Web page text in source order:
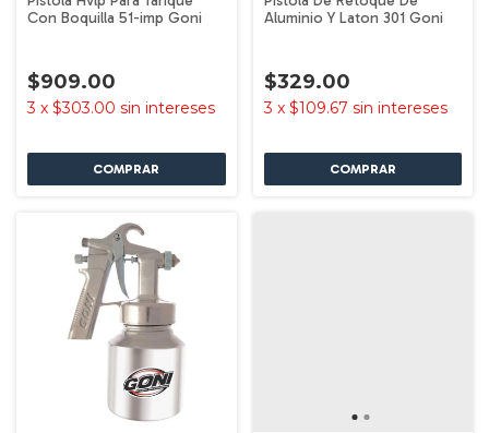
Con Boquilla 51-imp Goni
$909.00
3 x $303.00 sin intereses
Aluminio Y Laton 301 Goni
$329.00
3 x $109.67 sin intereses